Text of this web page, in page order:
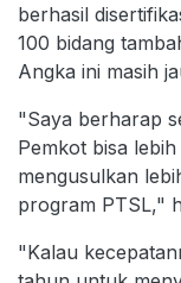
berhasil
100 bidang
Angka ini masih
"Saya berharap
Pemkot bisa
mengusulkan
program PTSL,"
"Kalau